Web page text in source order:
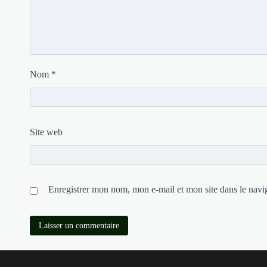
Nom *
Site web
Enregistrer mon nom, mon e-mail et mon site dans le